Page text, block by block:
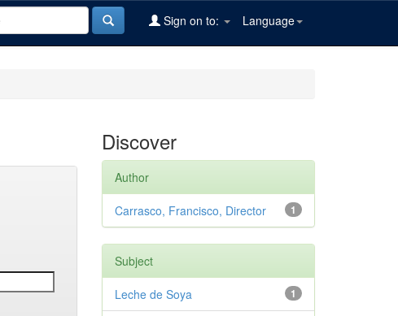
Language
Sign on to:
Discover
Author
1
Carrasco, Francisco, Director
Subject
1
Leche de Soya